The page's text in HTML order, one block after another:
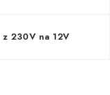
z 230V na 12V